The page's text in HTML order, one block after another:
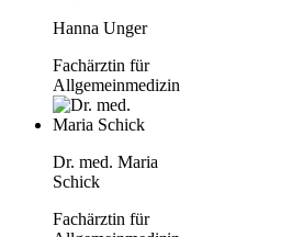
Hanna Unger
Fachärztin für
Allgemeinmedizin
Dr. med. Maria
Schick
Fachärztin für